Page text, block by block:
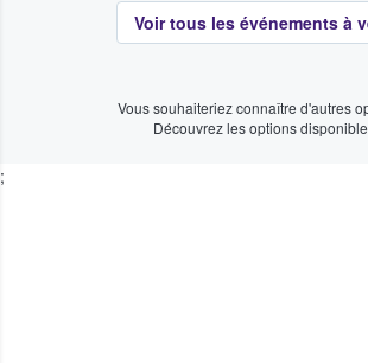
Voir tous les événements à
Vous souhaiteriez connaître d'autres
Découvrez les options
;